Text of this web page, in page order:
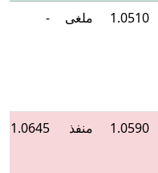
1.0510 ملغى -
1.0590 منفذ 1.0645